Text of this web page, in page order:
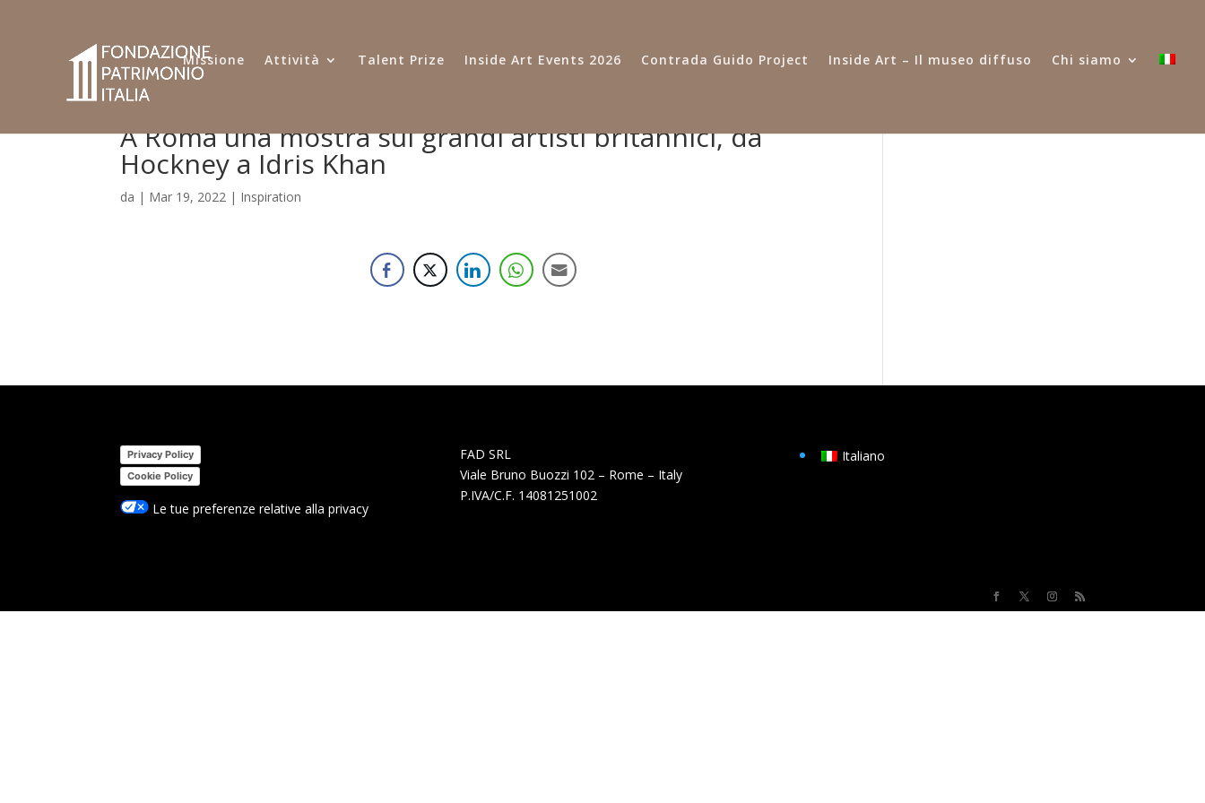
Missione Attività Talent Prize Inside Art Events 2026 Contrada Guido Project Inside Art – Il museo diffuso Chi siamo
A Roma una mostra sui grandi artisti britannici, da
Hockney a Idris Khan
da | Mar 19, 2022 | Inspiration
Privacy Policy
Cookie Policy
Le tue preferenze relative alla privacy
FAD SRL
Viale Bruno Buozzi 102 – Rome – Italy
P.IVA/C.F. 14081251002
Italiano